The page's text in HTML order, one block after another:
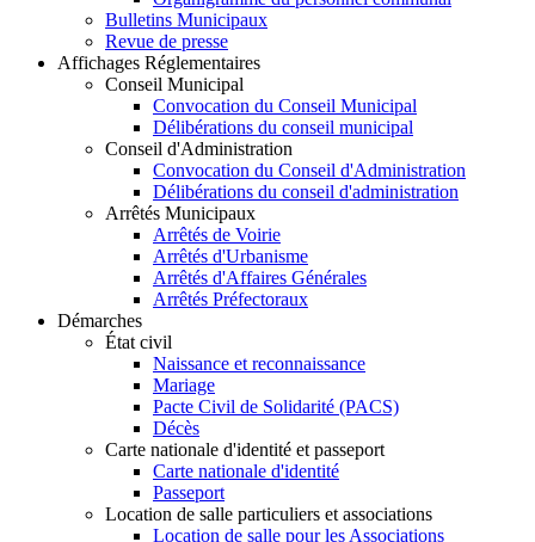
Bulletins Municipaux
Revue de presse
Affichages Réglementaires
Conseil Municipal
Convocation du Conseil Municipal
Délibérations du conseil municipal
Conseil d'Administration
Convocation du Conseil d'Administration
Délibérations du conseil d'administration
Arrêtés Municipaux
Arrêtés de Voirie
Arrêtés d'Urbanisme
Arrêtés d'Affaires Générales
Arrêtés Préfectoraux
Démarches
État civil
Naissance et reconnaissance
Mariage
Pacte Civil de Solidarité (PACS)
Décès
Carte nationale d'identité et passeport
Carte nationale d'identité
Passeport
Location de salle particuliers et associations
Location de salle pour les Associations